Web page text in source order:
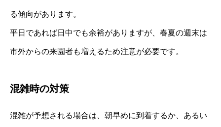
る傾向があります。
平日であれば日中でも余裕がありますが、春夏の週末は
市外からの来園者も増えるため注意が必要です。
混雑時の対策
混雑が予想される場合は、朝早めに到着するか、あるい